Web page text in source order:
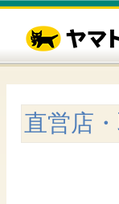
直営店